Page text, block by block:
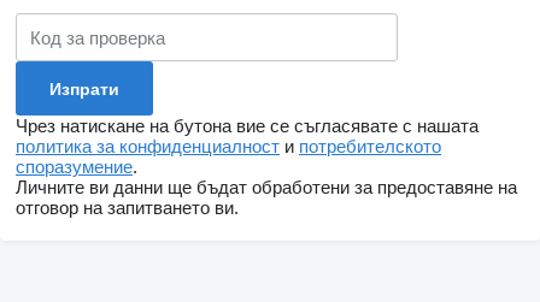
Чрез натискане на бутона вие се съгласявате с нашата
политика за конфиденциалност и потребителското
споразумение.
Личните ви данни ще бъдат обработени за предоставяне на
отговор на запитването ви.